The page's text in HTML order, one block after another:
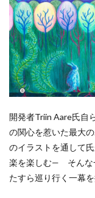
開発者Triin Aare氏自
の関心を惹いた最大
のイラストを通して
楽を楽しむ— そんな
たすら巡り行く一幕